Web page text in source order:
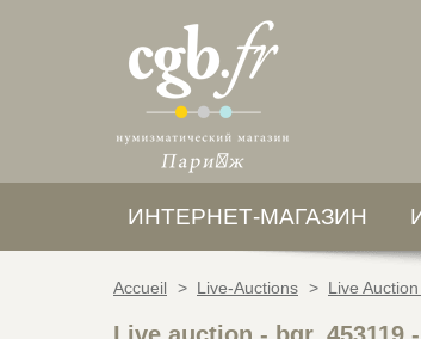
ИНТЕРНЕТ-МАГАЗИН
Accueil > Live-Auctions > Live